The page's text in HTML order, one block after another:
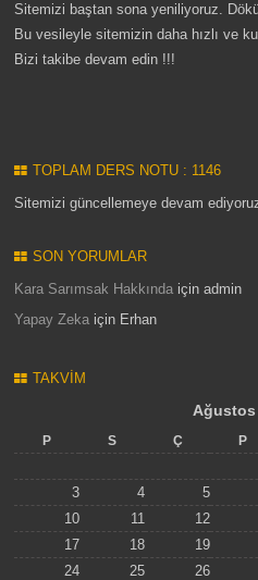
Sitemizi baştan sona yeniliyoruz.
Bu vesileyle sitemizin daha hızlı ve
Bizi takibe devam edin !!!
TOPLAM DERS NOTU : 1146
Sitemizi güncellemeye devam
SON YORUMLAR
Kara Sarımsak Hakkında içinadmin
Yapay Zeka için Erhan
TAKVIM
Ağustos
P S Ç P
3
4 5
10
11 12
17
18 19
24
25 26